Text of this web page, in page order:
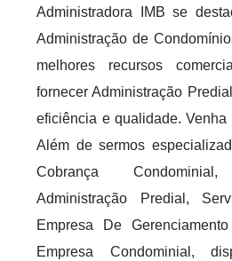
Administradora IMB se
Administração de
melhores recursos
fornecer Administração
eficiência e qualidade. Venha
Além de sermos
Cobrança
Administração Predial,
Empresa De
Empresa Condominial,